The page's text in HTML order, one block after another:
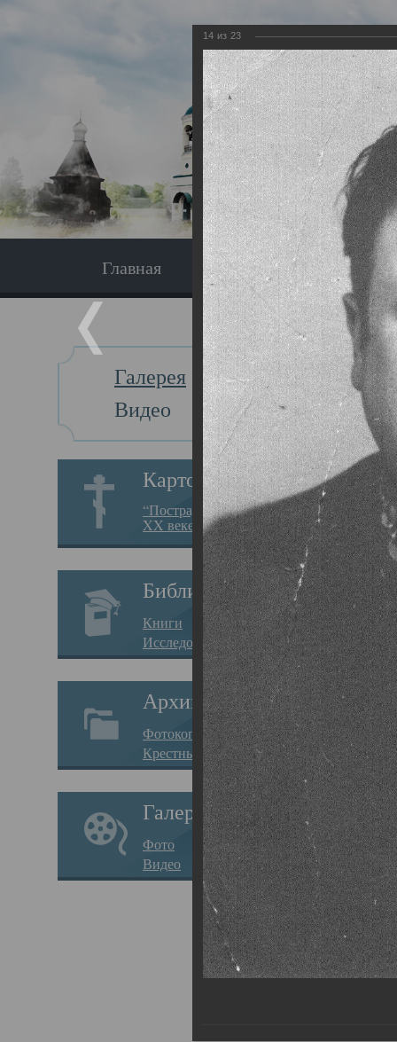
Главная Экскурсия
Галерея
Видео
Картотека
“Пострадавшие за веру в
XX веке на Севере”
Библиотека
Книги
Исследования
Архив
Фотокопии дел
Крестные ходы
Галерея
Фото
Видео
Главная
о
14 из 23